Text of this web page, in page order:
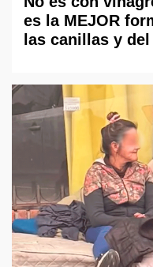
es la MEJOR
las canillas y